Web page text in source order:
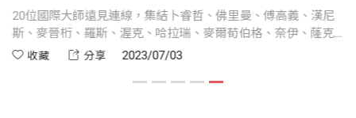
Decisiveness ｜果決
麥晉桁（John J. Mack）─摩根士丹利傳奇執行長
《請問，總統先生》、《寧靜中的風雨——蔣孝勇的
真實聲音》、《與時代的對話》、《你知道的遠比你
印刷規格 黑白
20位國際大師遠見連線，集結卜睿哲、佛里曼、傅高義、漢尼
斯、麥晉桁、羅斯、渥克、哈拉瑞、麥爾荀伯格、奈伊、蕯克
斯、塞拉芬、錢煦、張忠謀、鄭崇華、高希均、何大一、拉
收藏 分享 2023/07/03